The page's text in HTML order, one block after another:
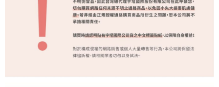
３．未成年的使用者請事先徵得法定代理人或監護人之同意方可使用
「AFTEE先享後付」，若未經同意申辦者引起之損失，本公司不負相關責
４．使用「AFTEE先享後付」時，將依據個別帳號之用戶狀況，依本公司即
時審查核予不同之上限額度；若仍有額度不足之情形，本公司將視審查結果
請求用戶進行身份認證。
５．嚴禁一人註冊多個帳號或使用他人資訊註冊。若發現惡意使用之情形，
每筆NT$100，滿NT$600(含以上)免運費
每筆NT$150，滿NT$1,500(含以上)免運費